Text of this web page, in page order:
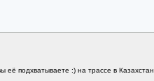
её подхватываете :) на трассе в Казахстан.